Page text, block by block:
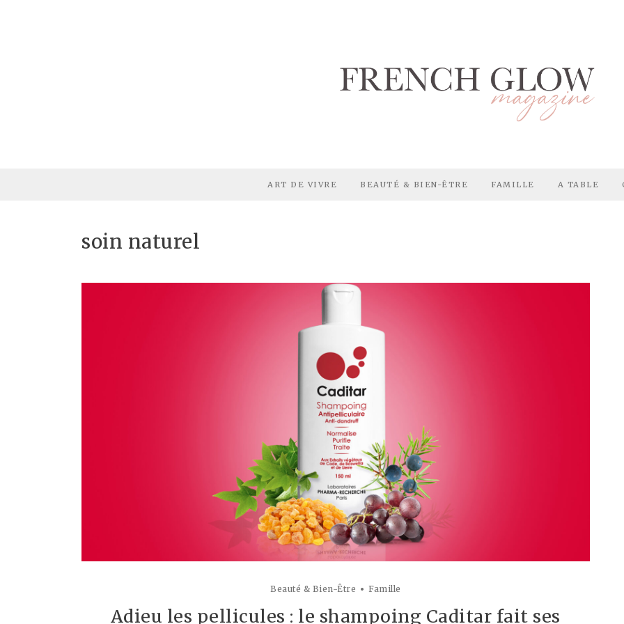
ART DE VIVRE BEAUTÉ & BIEN-ÊTRE FAMILLE A TABLE
soin naturel
Beauté & Bien-Être Famille
Adieu les pellicules : le shampoing Caditar fait ses